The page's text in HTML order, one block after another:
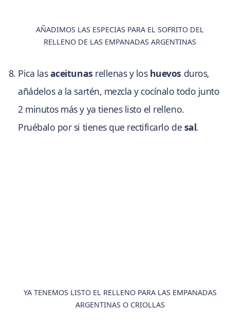
AÑADIMOS LAS ESPECIAS PARA EL SOFRITO DEL
RELLENO DE LAS EMPANADAS ARGENTINAS
Pica lasaceitunas rellenas y los huevos duros,
añádelos a la sartén, mezcla y cocínalo todo junto
2 minutos más y ya tienes listo el relleno.
Pruébalo por si tienes que rectificarlo de sal.
YA TENEMOS LISTO EL RELLENO PARA LAS EMPANADAS
ARGENTINAS O CRIOLLAS